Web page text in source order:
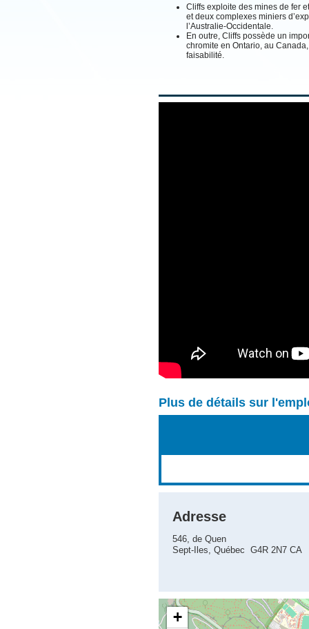
Cliffs exploite des mines de fer
et deux complexes miniers
l’Australie-Occidentale.
En outre, Cliffs possède un
chromite en Ontario, au
faisabilité.
Plus de détails sur
Adresse
546, de Quen
Sept-Iles, Québec G4R 2N7 CA
+